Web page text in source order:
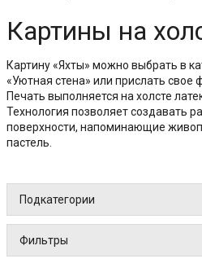
Картины на
Картину «Яхты» можно выбрать в
«Уютная стена» или прислать свое
Печать выполняется на холсте
Технология позволяет создавать
поверхности, напоминающие
пастель.
Подкатегории
Фильтры